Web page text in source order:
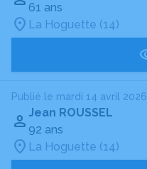
61 ans
La Hoguette (14)
Publié le mardi 14 avril 2026
Jean ROUSSEL
92 ans
La Hoguette (14)